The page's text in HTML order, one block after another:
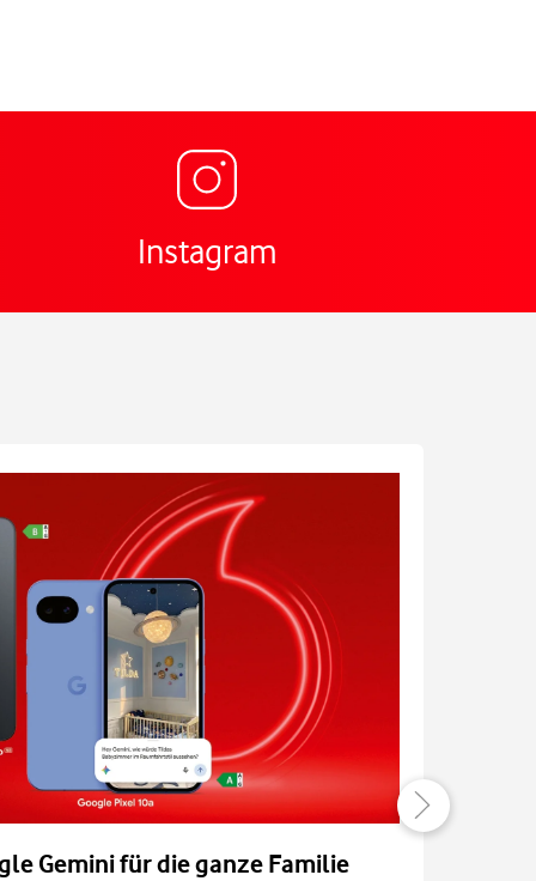
Instagram
Gemini für die ganze Familie